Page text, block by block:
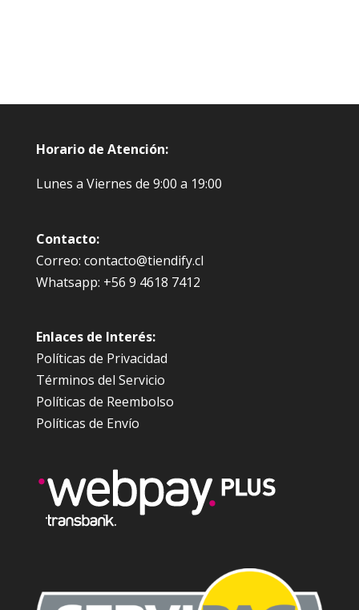
Horario de Atención:
Lunes a Viernes de 9:00 a 19:00
Contacto:
Correo: contacto@tiendify.cl
Whatsapp: +56 9 4618 7412
Enlaces de Interés:
Políticas de Privacidad
Términos del Servicio
Políticas de Reembolso
Políticas de Envío